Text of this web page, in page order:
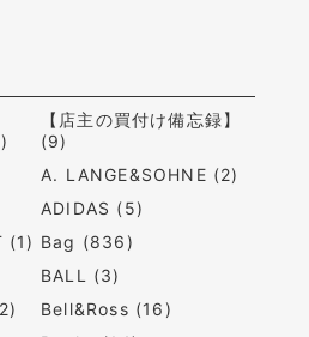
【店主の買付け備忘録】
(9)
A. LANGE&SOHNE (2)
ADIDAS (5)
(1) Bag (836)
BALL (3)
Bell&Ross (16)